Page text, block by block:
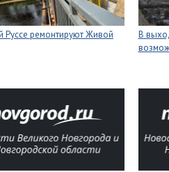
Руссе ремонтируют Живой
В